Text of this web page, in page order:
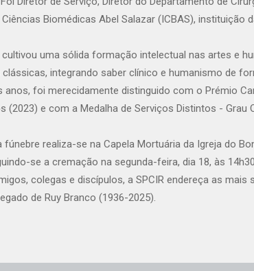
Biomédicas Abel Salazar (ICBAS),
cultivou uma sólida formação intelectual nas artes e
integrando saber clínico e humanismo de
anos, foi merecidamente distinguido com o Prémio
(2023) e com a Medalha de Serviços Distintos - Grau
fúnebre realiza-se na Capela Mortuária da Igreja do
se a cremação na segunda-feira, dia 18, às
colegas e discípulos, a SPCIR endereça as
de Ruy Branco (1936-2025).